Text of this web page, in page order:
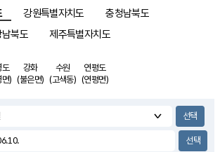
강원특별자치도
충청남북도
북도 제주특별자치도
도
면)
강화
(불은면)
수원
(고색동)
연평도
(연평면)